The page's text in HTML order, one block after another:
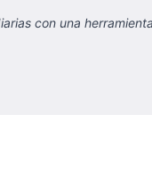
con una